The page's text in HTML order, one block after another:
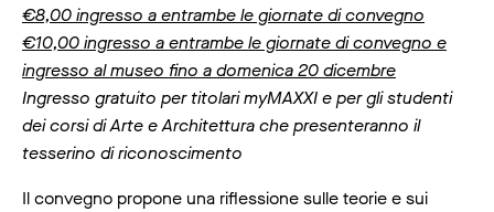
€8,00 ingresso a entrambe le giornate di convegno
€10,00ingresso a entrambe le giornate di convegno e
ingresso al museo fino a domenica 20 dicembre
Ingresso gratuito per titolari myMAXXI e per gli studenti
dei corsi di Arte e Architettura che presenteranno il
tesserino di riconoscimento
Il convegno propone una riflessione sulle teorie e sui